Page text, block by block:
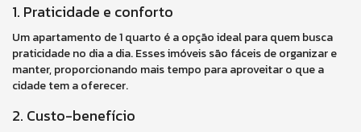
1. Praticidade e conforto
Um apartamento de 1 quarto é a opção ideal para quem busca
praticidade no dia a dia. Esses imóveis são fáceis de organizar e
manter, proporcionando mais tempo para aproveitar o que a
cidade tem a oferecer.
2. Custo-benefício